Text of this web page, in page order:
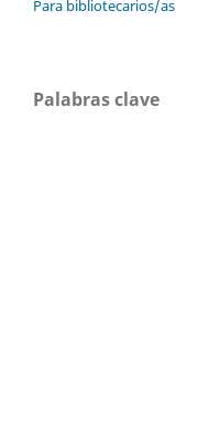
Para bibliotecarios/as
Palabras clave